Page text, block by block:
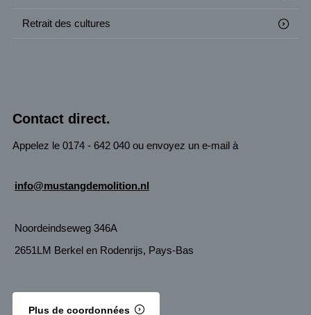
Retrait des cultures
Contact direct.
Appelez le 0174 - 642 040 ou envoyez un e-mail à
info@mustangdemolition.nl
Noordeindseweg 346A
2651LM Berkel en Rodenrijs, Pays-Bas
Plus de coordonnées